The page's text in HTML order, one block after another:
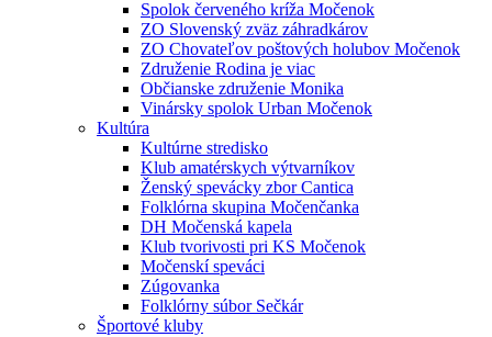
Spolok červeného kríža Močenok
ZO Slovenský zväz záhradkárov
ZO Chovateľov poštových holubov Močenok
Združenie Rodina je viac
Občianske združenie Monika
Vinársky spolok Urban Močenok
Kultúra
Kultúrne stredisko
Klub amatérskych výtvarníkov
Ženský spevácky zbor Cantica
Folklórna skupina Močenčanka
DH Močenská kapela
Klub tvorivosti pri KS Močenok
Močenskí speváci
Zúgovanka
Folklórny súbor Sečkár
Športové kluby